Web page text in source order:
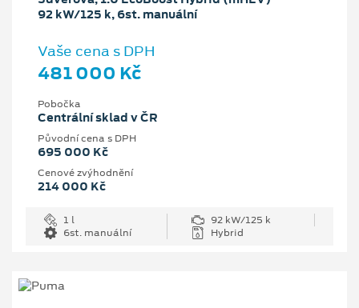
92 kW/125 k, 6st. manuální
Vaše cena s DPH
481 000 Kč
Pobočka
Centrální sklad v ČR
Původní cena s DPH
695 000 Kč
Cenové zvýhodnění
214 000 Kč
1 l
92 kW/125 k
6st. manuální
Hybrid